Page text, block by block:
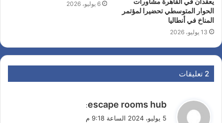
الحوار المتوسطي تحضيرا لمؤتمر
المناخ في أنطاليا
13 يوليو، 2026
6 يوليو، 2026
‫2 تعليقات
ي
ق
escape rooms hub
:
5 يوليو، 2024 الساعة 9:18 م